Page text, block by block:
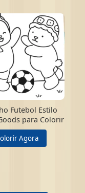
Futebol Estilo
para Colorir
Agora